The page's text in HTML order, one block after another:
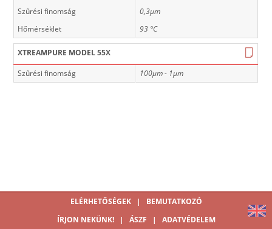
Szűrési finomság
0,3µm
Hőmérséklet
93 °C
XTREAMPURE MODEL 55X
Szűrési finomság
100µm - 1µm
ELÉRHETŐSÉGEK |
BEMUTATKOZÓ
ÍRJON NEKÜNK!
| ÁSZF | ADATVÉDELEM